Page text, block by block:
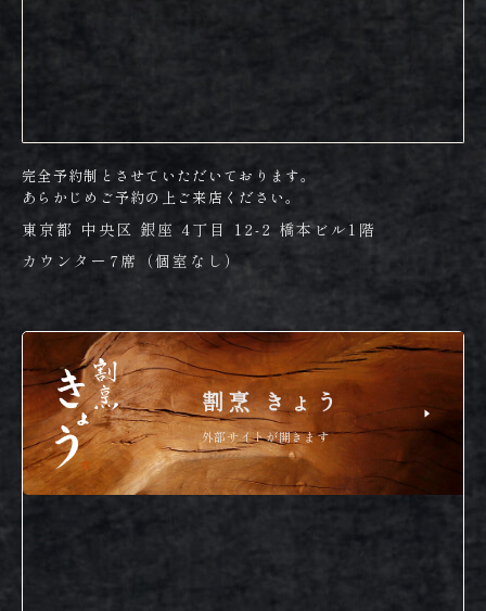
完全予約制とさせていただいております。
あらかじめご予約の上ご来店ください。
東京都 中央区 銀座 4丁目 12-2 橋本ビル1階
カウンター7席（個室なし）
割烹 きょう
外部サイトが開きます